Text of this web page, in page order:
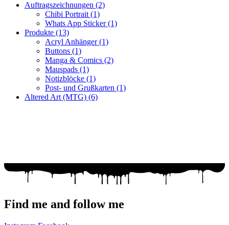
Auftragszeichnungen (2)
Chibi Portrait(1)
Whats App Sticker(1)
Produkte (13)
Acryl Anhänger(1)
Buttons (1)
Manga & Comics (2)
Mauspads (1)
Notizblöcke (1)
Post- und Grußkarten (1)
Altered Art (MTG) (6)
Find me and follow me